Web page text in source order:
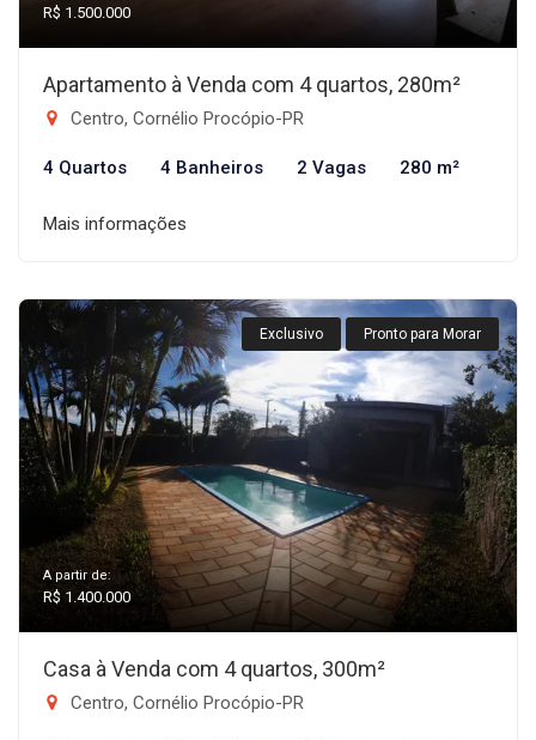
R$ 1.500.000
Apartamento à Venda com 4 quartos, 280m²
Centro, Cornélio Procópio-PR
4 Quartos 4 Banheiros 2 Vagas 280 m²
Mais informações
Exclusivo Pronto para Morar
A partir de:
R$ 1.400.000
Casa à Venda com 4 quartos, 300m²
Centro, Cornélio Procópio-PR